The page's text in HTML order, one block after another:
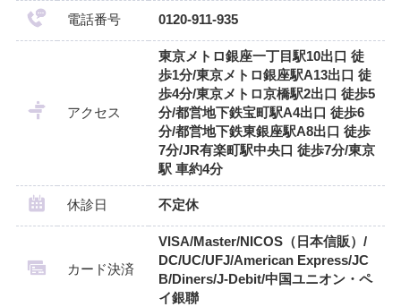
電話番号 0120-911-935
アクセス
東京メトロ銀座一丁目駅10出口 徒
歩1分/東京メトロ銀座駅A13出口 徒
歩4分/東京メトロ京橋駅2出口 徒歩5
分/都営地下鉄宝町駅A4出口 徒歩6
分/都営地下鉄東銀座駅A8出口 徒歩
7分/JR有楽町駅中央口 徒歩7分/東京
駅 車約4分
休診日 不定休
カード決済
VISA/Master/NICOS（日本信販）/
DC/UC/UFJ/American Express/JC
B/Diners/J-Debit/中国ユニオン・ペ
イ銀聯